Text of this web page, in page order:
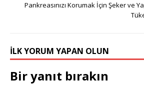
Pankreasınızı Korumak İçin Şeker ve
İLK YORUM YAPAN OLUN
Bir yanıt bırakın